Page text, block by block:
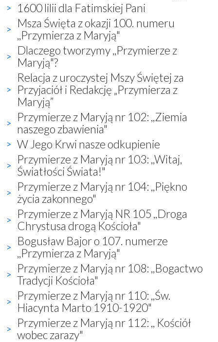
1600 lilii dla Fatimskiej Pani
Msza Święta z okazji 100. numeru
,,Przymierza z Maryją"
Dlaczego tworzymy ,,Przymierze z
Maryją"?
Relacja z uroczystej Mszy Świętej za
Przyjaciół i Redakcję „Przymierza z
Maryją”
Przymierze z Maryją nr 102: ,,Ziemia
naszego zbawienia"
W Jego Krwi nasze odkupienie
Przymierze z Maryją nr 103: ,,Witaj,
Światłości Świata!"
Przymierze z Maryją nr 104: ,,Piękno
życia zakonnego"
Przymierze z Maryją NR 105 ,,Droga
Chrystusa drogą Kościoła"
Bogusław Bajor o 107. numerze
,,Przymierza z Maryją"
Przymierze z Maryją nr 108: ,,Bogactwo
Tradycji Kościoła"
Przymierze z Maryją nr 110: ,,Św.
Hiacynta Marto 1910-1920"
Przymierze z Maryją nr 112: ,, Kościół
wobec zarazy"